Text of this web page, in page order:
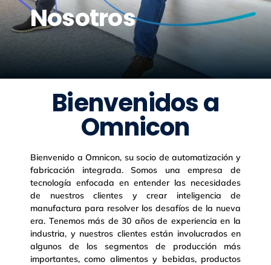
Nosotros
Bienvenidos a
Omnicon
Bienvenido a Omnicon, su socio de automatización y
fabricación integrada. Somos una empresa de
tecnología enfocada en entender las necesidades
de nuestros clientes y crear inteligencia de
manufactura para resolver los desafíos de la nueva
era. Tenemos más de 30 años de experiencia en la
industria, y nuestros clientes están involucrados en
algunos de los segmentos de producción más
importantes, como alimentos y bebidas, productos